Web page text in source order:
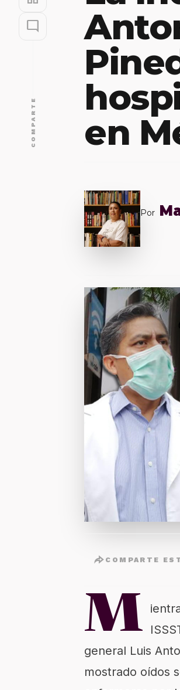
mode_comment
COMPARTE
en
Por
COMPARTE
M
general Luis
mostrado oídos